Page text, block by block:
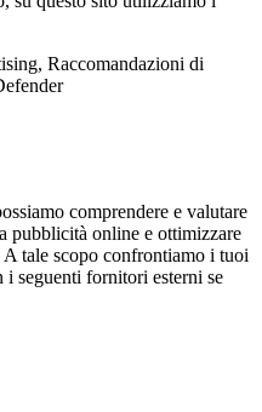
Raccomandazioni di
comprendere e valutare
pubblicità online e ottimizzare
tale scopo confrontiamo i tuoi
seguenti fornitori esterni se